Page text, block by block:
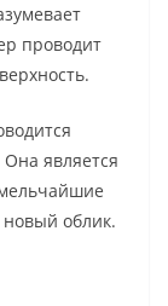
проводит
является
облик.